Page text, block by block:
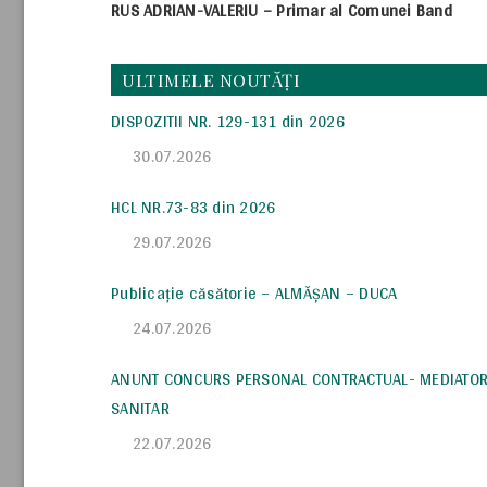
RUS ADRIAN-VALERIU – Primar al Comunei Band
ULTIMELE NOUTĂȚI
DISPOZITII NR. 129-131 din 2026
30.07.2026
HCL NR.73-83 din 2026
29.07.2026
Publicație căsătorie – ALMĂȘAN – DUCA
24.07.2026
ANUNT CONCURS PERSONAL CONTRACTUAL- MEDIATOR
SANITAR
22.07.2026